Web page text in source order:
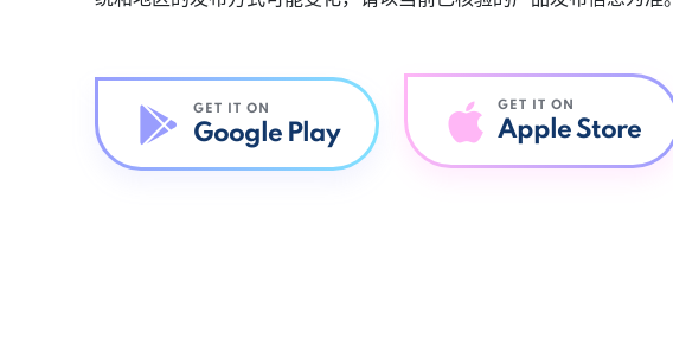
GET IT ON
Google Play
GET IT ON
Apple Store